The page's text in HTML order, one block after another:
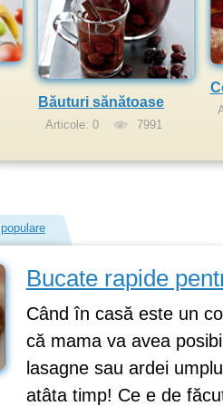
Băuturi sănătoase
Articole: 0 7991
populare
Bucate rapide
Când în casă este un
că mama va avea
lasagne sau ardei
atâta timp! Ce e de